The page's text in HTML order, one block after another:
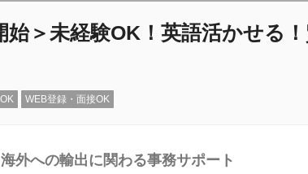
始＞未経験OK！英語活かせる
WEB登録・面接OK
海外への輸出に関わる事務サポート